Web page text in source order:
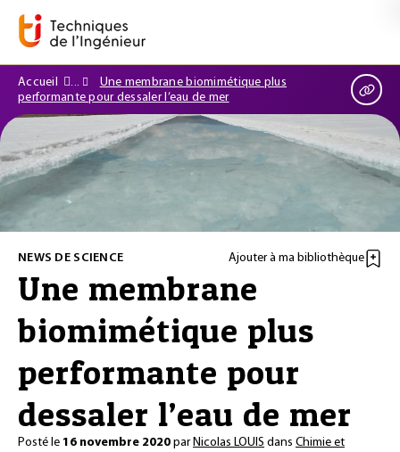
Accueil
Une membrane biomimétique plus
performante pour dessaler l’eau de mer
NEWS DE SCIENCE Ajouter à ma bibliothèque
Une membrane
biomimétique plus
performante pour
dessaler l’eau de mer
Posté le 16 novembre 2020 parNicolas LOUIS dans Chimie et